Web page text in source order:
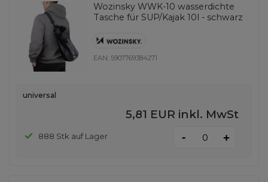
Wozinsky WWK-10 wasserdichte
Tasche für SUP/Kajak 10l - schwarz
EAN: 5907769384271
universal
5,81 EUR inkl. MwSt
888 Stk auf Lager - +